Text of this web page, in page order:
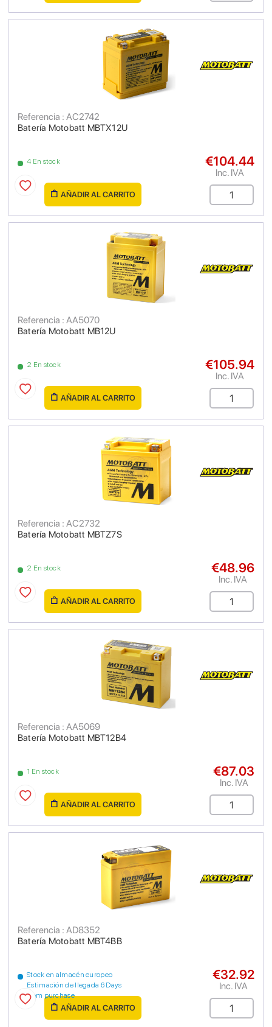
Batería Motobatt MBTX12U
Referencia : AC2742
4 En stock €104.44
Inc. IVA
AÑADIR AL CARRITO
Batería Motobatt MB12U
Referencia : AA5070
2 En stock €105.94
Inc. IVA
AÑADIR AL CARRITO
Batería Motobatt MBTZ7S
Referencia : AC2732
2 En stock €48.96
Inc. IVA
AÑADIR AL CARRITO
Batería Motobatt MBT12B4
Referencia : AA5069
1 En stock €87.03
Inc. IVA
AÑADIR AL CARRITO
Batería Motobatt MBT4BB
Referencia : AD8352
Stock en almacén europeo
Estimación de llegada 6 Days
from purchase
€32.92
Inc. IVA
AÑADIR AL CARRITO